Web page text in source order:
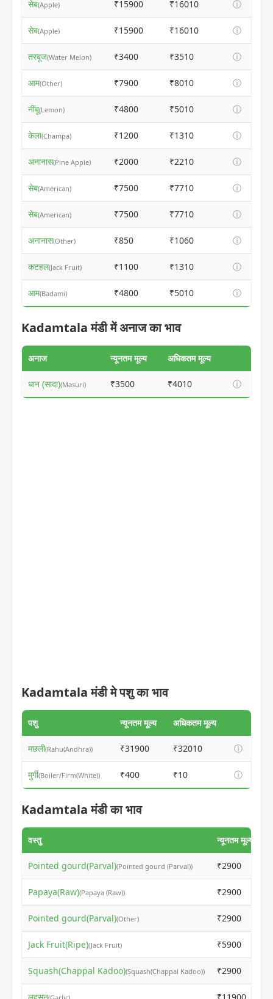
सेब(Apple) ₹15900 ₹16010 ⓘ
सेब(Apple) ₹15900 ₹16010 ⓘ
तरबूज(Water Melon) ₹3400 ₹3510 ⓘ
आम(Other) ₹7900 ₹8010 ⓘ
नींबू(Lemon) ₹4800 ₹5010 ⓘ
केला(Champa) ₹1200 ₹1310 ⓘ
अनानास(Pine Apple) ₹2000 ₹2210 ⓘ
सेब(American) ₹7500 ₹7710 ⓘ
सेब(American) ₹7500 ₹7710 ⓘ
अनानास(Other) ₹850 ₹1060 ⓘ
कटहल(Jack Fruit) ₹1100 ₹1310 ⓘ
आम(Badami) ₹4800 ₹5010 ⓘ
Kadamtala मंडी में अनाज का भाव
अनाज न्यूनतम मूल्य अधिकतम मूल्य
धान (सादा)(Masuri) ₹3500 ₹4010 ⓘ
Kadamtala मंडी मे पशु का भाव
पशु न्यूनतम मूल्य अधिकतम मूल्य
मछली(Rahu(Andhra)) ₹31900 ₹32010 ⓘ
मुर्गी(Boiler/Firm(White)) ₹400 ₹10 ⓘ
Kadamtala मंडी का भाव
वस्तु न्यूनतम मूल्य
Pointed gourd(Parval)(Pointed gourd (Parval)) ₹2900
Papaya(Raw)(Papaya (Raw)) ₹2900
Pointed gourd(Parval)(Other) ₹2900
Jack Fruit(Ripe)(Jack Fruit) ₹5900
Squash(Chappal Kadoo)(Squash(Chappal Kadoo)) ₹2900